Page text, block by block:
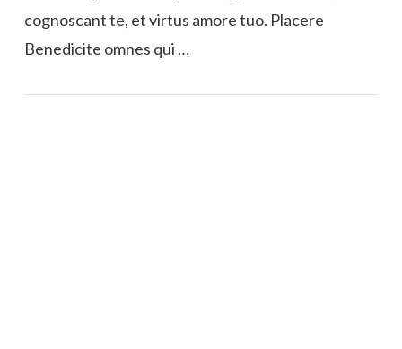
cognoscant te, et virtus amore tuo. Placere
Benedicite omnes qui …